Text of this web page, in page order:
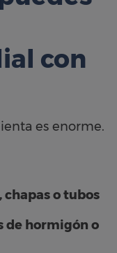
con
es enorme.
o tubos
de hormigón o